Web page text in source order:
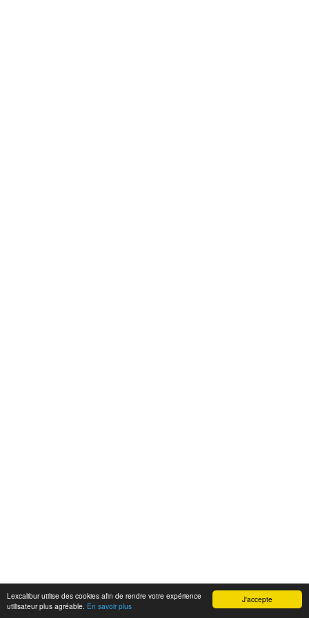
J'accepte
Lexcalibur utilise des cookies afin de rendre votre expérience
utilisateur plus agréable. En savoir plus